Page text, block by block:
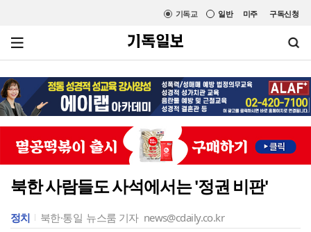
미주 구독신청
일반
기독교
북한 사람들도 사석에서는 '정권 비판'
정치 북한·통일 뉴스룸 기자 news@cdaily.co.kr